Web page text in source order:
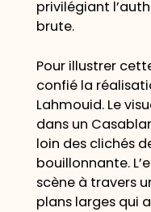
privilégiant
brute.
Pour illustrer
confié la
Lahmouid. Le
dans un
loin des clichés
bouillonnante.
scène à travers
plans larges qui